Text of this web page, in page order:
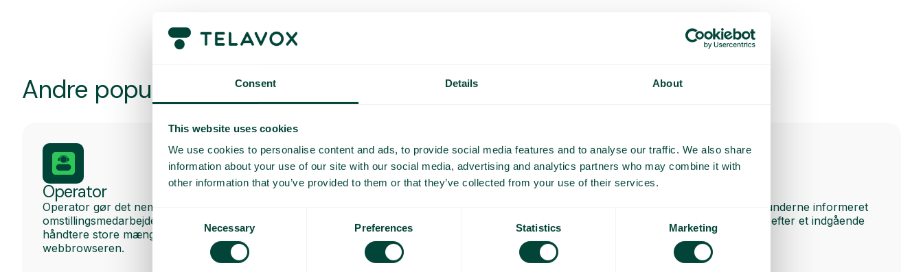
Consent Details About
This website uses cookies
We use cookies to personalise content and ads, to provide social media features and to analyse our traffic. We also share
information about your use of our site with our social media, advertising and analytics partners who may combine it with
other information that you’ve provided to them or that they’ve collected from your use of their services.
Consent
Selection
Necessary Preferences Statistics Marketing
Andre populære funktioner
Operator
Operator gør det nemt for professionelle
omstillingsmedarbejdere og receptionister at
håndtere store mængder opkald direkte i
webbrowseren.
Planlæg begivenheder og
Planlæg, hvordan omstillingsbordet skal
og på andre særlige datoer. Åbningstider,
beskeder og opkaldsflow aktiveres
SMS to Caller
Gør det nemt at holde kunderne informeret
via SMS før, under eller efter et indgående
opkald.